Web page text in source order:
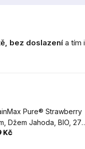
bez doslazení a tím i
Pure® Strawberry
Džem Jahoda, BIO, 270
Kč